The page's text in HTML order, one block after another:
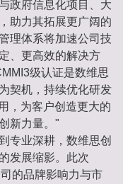
政府信息化项目、大
助力其拓展更广阔的
理体系将加速公司技
、更高效的解决方
级认证是数维思
契机，持续优化研发
，为客户创造更大的
新力量。"
专业深耕，数维思创
发展缩影。此次
的品牌影响力与市